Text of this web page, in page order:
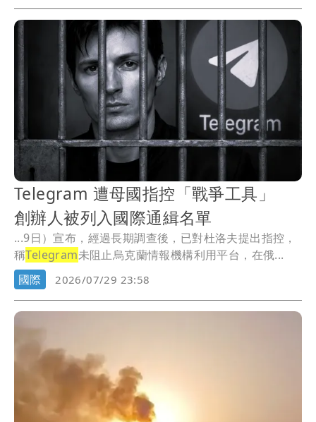
Telegram 遭母國指控「戰爭工具」
創辦人被列入國際通緝名單
...9日）宣布，經過長期調查後，已對杜洛夫提出指控，
稱Telegram未阻止烏克蘭情報機構利用平台，在俄...
國際
2026/07/29 23:58